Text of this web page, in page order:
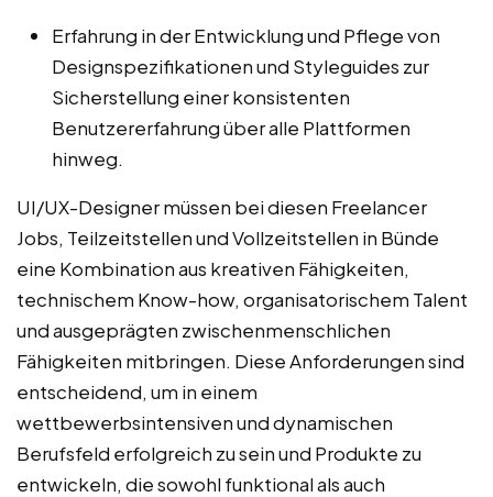
Erfahrung in der Entwicklung und Pflege von
Designspezifikationen und Styleguides zur
Sicherstellung einer konsistenten
Benutzererfahrung über alle Plattformen
hinweg.
UI/UX-Designer müssen bei diesen Freelancer
Jobs, Teilzeitstellen und Vollzeitstellen in Bünde
eine Kombination aus kreativen Fähigkeiten,
technischem Know-how, organisatorischem Talent
und ausgeprägten zwischenmenschlichen
Fähigkeiten mitbringen. Diese Anforderungen sind
entscheidend, um in einem
wettbewerbsintensiven und dynamischen
Berufsfeld erfolgreich zu sein und Produkte zu
entwickeln, die sowohl funktional als auch